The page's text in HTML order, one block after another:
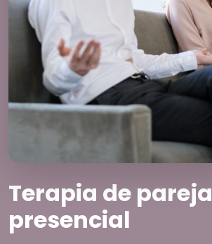
Terapia de pareja
presencial